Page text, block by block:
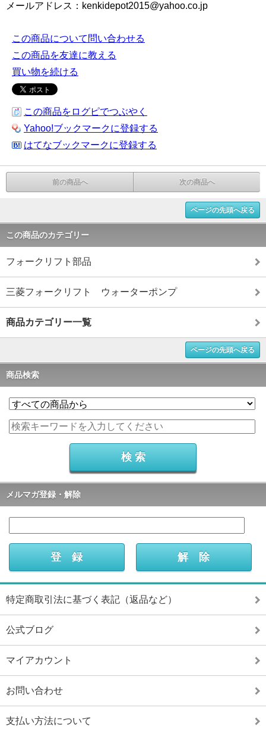
メールアドレス：kenkidepot2015@yahoo.co.jp
この商品について問い合わせる
この商品を友達に教える
買い物を続ける
この商品をログピでつぶやく
Yahoo!ブックマークに登録する
はてなブックマークに登録する
前の商品へ 次の商品へ
ページの先頭へ戻る
この商品のカテゴリー
フォークリフト部品
三菱フォークリフト ウォーターポンプ
商品カテゴリー一覧
ページの先頭へ戻る
商品検索
メルマガ登録・解除
特定商取引法に基づく表記（返品など）
公式ブログ
マイアカウント
お問い合わせ
支払い方法について